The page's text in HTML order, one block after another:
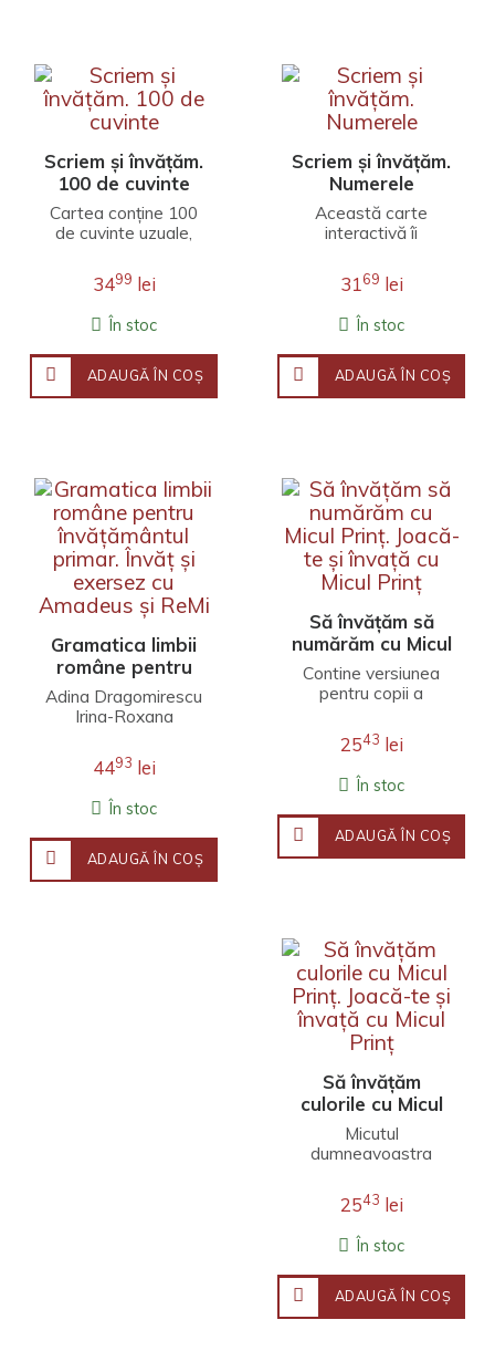
Scriem și învățăm.
100 de cuvinte
Cartea conține 100
de cuvinte uzuale,
contur punctat,
pentru a ghida mâna
copilulu..
3499 lei
În stoc
ADAUGĂ ÎN COŞ
Scriem și învățăm.
Numerele
Această carte
interactivă îi
copii cu numerele într-
un mod distractiv și
creativ. ..
3169 lei
În stoc
ADAUGĂ ÎN COŞ
Gramatica limbii
române pentru
învățământul
primar. Învăț și
Amadeus și ReMi
Adina Dragomirescu
Irina-Roxana
4493 lei
În stoc
ADAUGĂ ÎN COŞ
Să învățăm să
numărăm cu Micul
Prinț. Joacă-te și
învață cu Micul
Contine versiunea
pentru copii a
cei mici sa numere si
sa scrie cifrele de ..
2543 lei
În stoc
ADAUGĂ ÎN COŞ
Să învățăm
culorile cu Micul
Prinț. Joacă-te și
învață cu Micul
Micutul
dumneavoastra
mod amuzant,
bucurandu-se de
povestea si desenele
imag..
2543 lei
În stoc
ADAUGĂ ÎN COŞ